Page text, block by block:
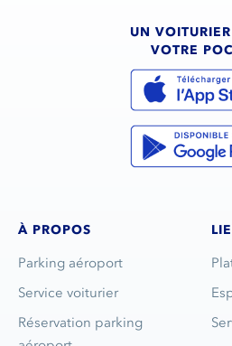
UN
VOTRE
À PROPOS
Parking aéroport
Service voiturier
Réservation parking